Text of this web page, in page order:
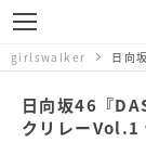
girlswalker
日向坂46『
クリレーVol.1